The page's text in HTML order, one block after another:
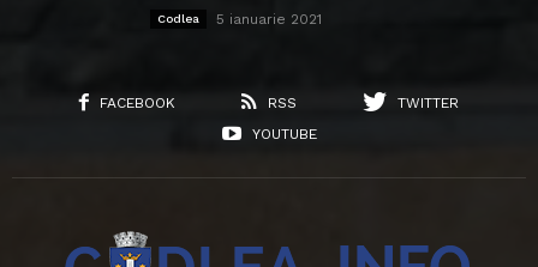
Codlea 5 ianuarie 2021
FACEBOOK RSS
TWITTER
YOUTUBE